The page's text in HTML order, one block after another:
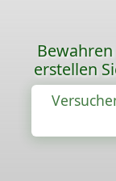
erstellen